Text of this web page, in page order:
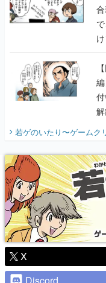
若ゲのいたり〜ゲームク
X
Discord